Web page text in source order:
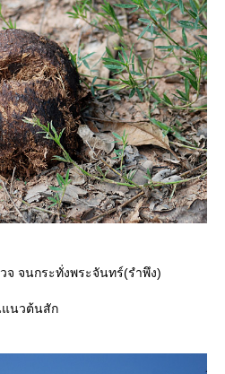
จ จนกระทั่งพระจันทร์(รำพึง)
นวต้นสัก